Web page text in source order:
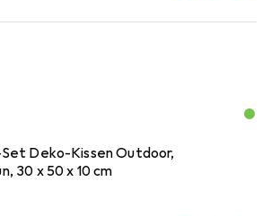
Deko-Kissen Outdoor,
30 x 50 x 10 cm